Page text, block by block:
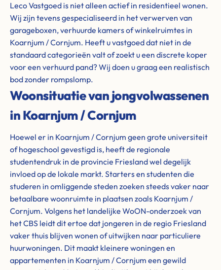
Leco Vastgoed is niet alleen actief in residentieel wonen.
Wij zijn tevens gespecialiseerd in het verwerven van
garageboxen, verhuurde kamers of winkelruimtes in
Koarnjum / Cornjum. Heeft u vastgoed dat niet in de
standaard categorieën valt of zoekt u een discrete koper
voor een verhuurd pand? Wij doen u graag een realistisch
bod zonder rompslomp.
Woonsituatie van jongvolwassenen
in Koarnjum / Cornjum
Hoewel er in Koarnjum / Cornjum geen grote universiteit
of hogeschool gevestigd is, heeft de regionale
studentendruk in de provincie Friesland wel degelijk
invloed op de lokale markt. Starters en studenten die
studeren in omliggende steden zoeken steeds vaker naar
betaalbare woonruimte in plaatsen zoals Koarnjum /
Cornjum. Volgens het landelijke WoON-onderzoek van
het CBS leidt dit ertoe dat jongeren in de regio Friesland
vaker thuis blijven wonen of uitwijken naar particuliere
huurwoningen. Dit maakt kleinere woningen en
appartementen in Koarnjum / Cornjum een gewild